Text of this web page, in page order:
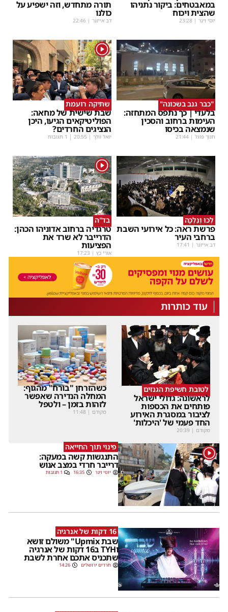
במאבטחים: ביקור נתניהו
שהצית ויכוח
יוסי וינר |
23:28
תורה מתחדש, וזה ישפיע על
כולנו
דב אייזנר |
22:46
"כבר גנב בשכונה"
בלעדי | כך נתפס המתחזה:
העימות ברחוב והסכין
שנמצאה בכיסו
חנוך פוגל |
21:44
1
שתיקה רועמת
שבת שישית של מחאה:
הפוליטיקאים הגיעו, היכן
הנציגים החרדים?
יואל וולך |
20:55 | 1 תגובות
לְכוּ וְנֵלְכָה
פרשת ראה: כל אירועי השבת
ברחבי העיר
דב אייזנר |
17:41
1
בד"ה
טרגדיה ברחוב אדוניהו הכהן:
הדרייבר לא שרד את
הפציעות
אורי כץ |
17:23
עוד כותרות
לטובת חשיפת הגנזים
לראשונה: גדולי ישראל
פותחים את הכספות
לציבור במסגרת האירוע
החד פעמי של 'היכלות'
מקודם |
20:39
כשהזרחן "בורח" מהגוף:
המחלה הנדירה שאפשר
לזהות בזמן – ולטפל
מקודם |
11:48
1 פינוי תוך החייאה
התנגשות קשה במעקה:
דרייבר חרדי במצב אנוש
יוסי וינר 16:35 1 תגובות
16 דקות של אנרגיה
שבת Upmix" משולם זושא
וTYH ב16 דקות של אנרגיה
שתכניס אתכם אחרת לשבת
חרדים ירושלים 14:26